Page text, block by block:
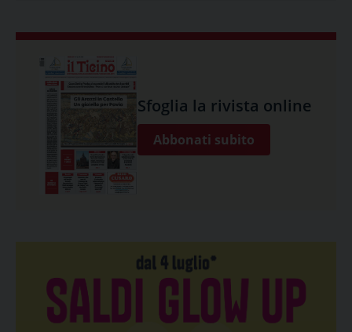
Sfoglia la rivista online
Abbonati subito